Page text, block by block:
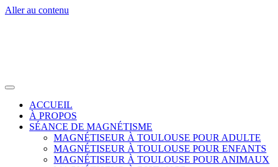
Aller au contenu
ACCUEIL
À PROPOS
SÉANCE DE MAGNÉTISME
MAGNÉTISEUR À TOULOUSE POUR ADULTE
MAGNÉTISEUR À TOULOUSE POUR ENFANTS
MAGNÉTISEUR À TOULOUSE POUR ANIMAUX